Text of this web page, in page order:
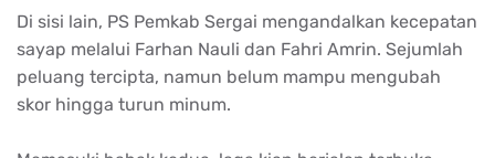
Di sisi lain, PS Pemkab Sergai mengandalkan kecepatan
sayap melalui Farhan Nauli dan Fahri Amrin. Sejumlah
peluang tercipta, namun belum mampu mengubah
skor hingga turun minum.